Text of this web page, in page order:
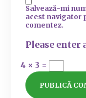
Salvează-mi
acest navigator
comentez.
Please enter
4 × 3 =